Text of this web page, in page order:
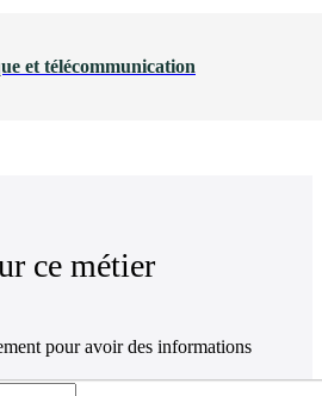
et télécommunication
ce métier
pour avoir des informations